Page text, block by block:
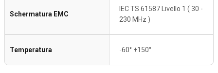
Schermatura EMC
IEC TS 61587 Livello 1 ( 30 -
230 MHz )
Temperatura -60° +150°